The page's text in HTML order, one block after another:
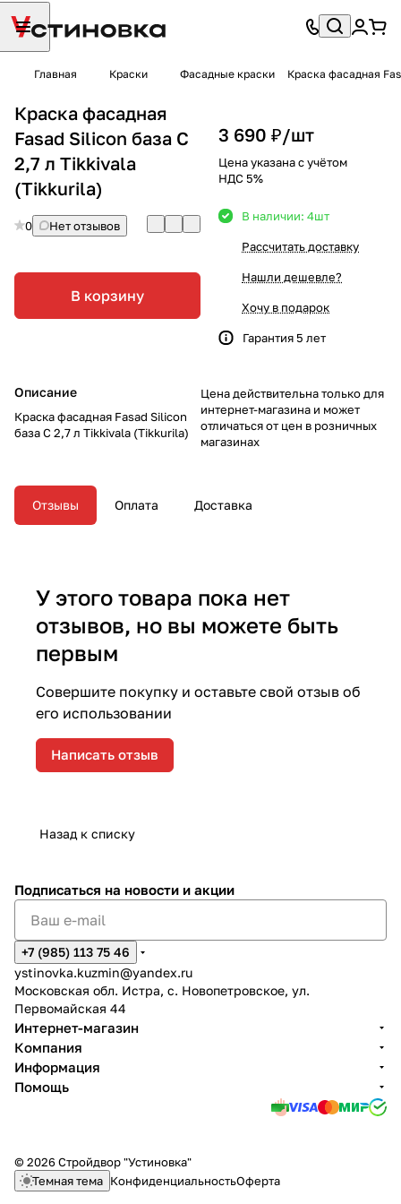
Главная Краски Фасадные краски Краска фасадная
Краска фасадная
Fasad Silicon база C
2,7 л Tikkivala
(Tikkurila)
0 Нет отзывов
В корзину
Описание
Краска фасадная Fasad Silicon
база C 2,7 л Tikkivala (Tikkurila)
3 690 ₽/шт
Цена указана с учётом
НДС 5%
В наличии: 4шт
Рассчитать доставку
Нашли дешевле?
Хочу в подарок
Гарантия 5 лет
Цена действительна только для
интернет-магазина и может
отличаться от цен в розничных
магазинах
Отзывы Оплата Доставка
У этого товара пока нет
отзывов, но вы можете быть
первым
Совершите покупку и оставьте свой отзыв об
его использовании
Написать отзыв
Назад к списку
Подписаться на новости и акции
+7 (985) 113 75 46
ystinovka.kuzmin@yandex.ru
Московская обл. Истра, с. Новопетровское, ул.
Первомайская 44
Интернет-магазин
Компания
Информация
Помощь
© 2026 Стройдвор "Устиновка"
Темная тема КонфиденциальностьОферта